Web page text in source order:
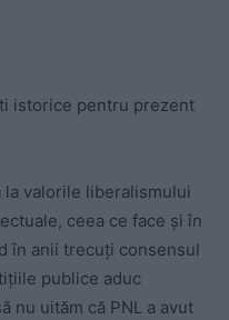
istorice pentru prezent
la valorile liberalismului
ceea ce face și în
în anii trecuți consensul
publice aduc
nu uităm că PNL a avut